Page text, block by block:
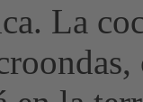
La